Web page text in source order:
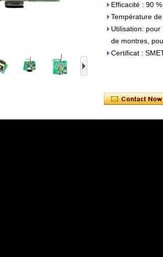
Efficacité : 90 %
Température
Utilisation:
de montres,
Certificat :